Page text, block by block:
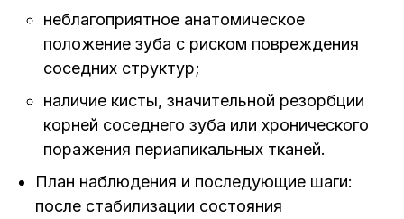
неблагоприятное анатомическое
положение зуба с риском повреждения
соседних структур;
наличие кисты, значительной резорбции
корней соседнего зуба или хронического
поражения периапикальных тканей.
План наблюдения и последующие шаги:
после стабилизации состояния